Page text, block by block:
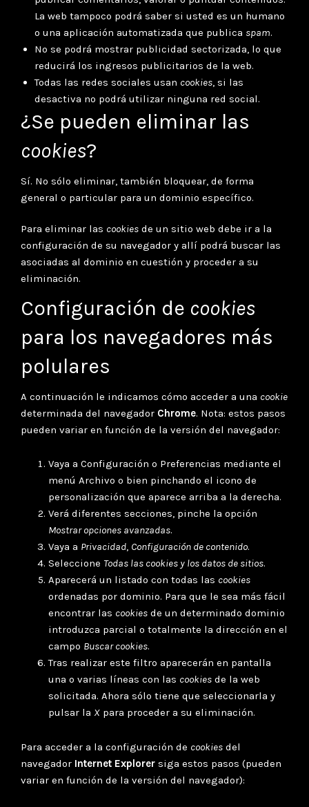
La web tampoco podrá saber si usted es un humano
o una aplicación automatizada que publica spam.
No se podrá mostrar publicidad sectorizada, lo que
reducirá los ingresos publicitarios de la web.
Todas las redes sociales usan cookies, si las
desactiva no podrá utilizar ninguna red social.
¿Se pueden eliminar las
cookies?
Sí. No sólo eliminar, también bloquear, de forma
general o particular para un dominio específico.
Para eliminar las cookies de un sitio web debe ir a la
configuración de su navegador y allí podrá buscar las
asociadas al dominio en cuestión y proceder a su
eliminación.
Configuración de cookies
para los navegadores más
polulares
A continuación le indicamos cómo acceder a una cookie
determinada del navegador Chrome. Nota: estos pasos
pueden variar en función de la versión del navegador:
Vaya a Configuración o Preferencias mediante el
menú Archivo o bien pinchando el icono de
personalización que aparece arriba a la derecha.
Verá diferentes secciones, pinche la opción
Mostrar opciones avanzadas.
Vaya a Privacidad, Configuración de contenido.
Seleccione Todas las cookies y los datos de sitios.
Aparecerá un listado con todas las cookies
ordenadas por dominio. Para que le sea más fácil
encontrar las cookies de un determinado dominio
introduzca parcial o totalmente la dirección en el
campo Buscar cookies.
Tras realizar este filtro aparecerán en pantalla
una o varias líneas con las cookies de la web
solicitada. Ahora sólo tiene que seleccionarla y
pulsar la X para proceder a su eliminación.
Para acceder a la configuración de cookies del
navegador Internet Explorer siga estos pasos (pueden
variar en función de la versión del navegador):